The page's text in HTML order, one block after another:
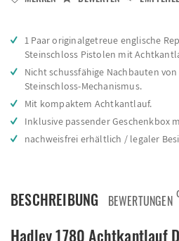
1 Paar originalgetreue englische
Steinschloss Pistolen mit
Nicht schussfähige Nachbauten
Steinschloss-Mechanismus.
Mit kompaktem Achtkantlauf.
Inklusive passender Geschenkbox
nachweisfrei erhältlich / legaler
BESCHREIBUNG BEWERTUNGEN
Hadley 1780 Achtkantlauf